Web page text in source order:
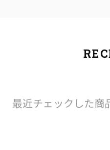
最近チェックした商